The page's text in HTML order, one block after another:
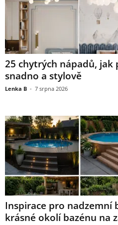
25 chytrých nápadů,
snadno a stylově
Lenka B - 7 srpna 2026
Inspirace pro nadzemní
krásné okolí bazénu na